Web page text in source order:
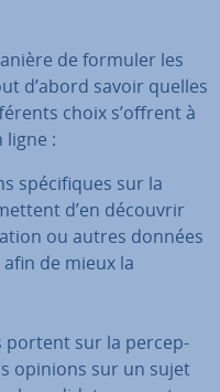
de formuler les
d’abord savoir quelles
choix s’offrent à
ligne :
spé­ci­fiques sur la
d’en découvrir
ou autres données
de mieux la
portent sur la per­cep­
opinions sur un sujet